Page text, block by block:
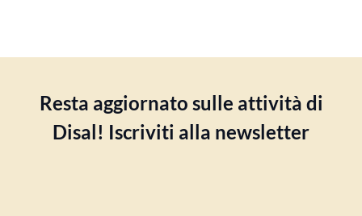
Resta aggiornato sulle attività di
Disal! Iscriviti alla newsletter